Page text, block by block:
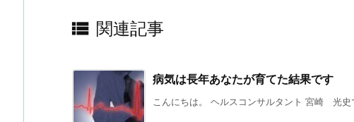
 関連記事
病気は長年あなたが育てた結果です
こんにちは。 ヘルスコンサルタント 宮崎 光